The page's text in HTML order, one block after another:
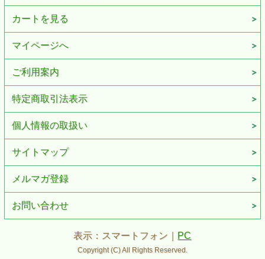
カートを見る
マイページへ
ご利用案内
特定商取引法表示
個人情報の取扱い
サイトマップ
メルマガ登録
お問い合わせ
表示：スマートフォン｜ PC
Copyright (C) All Rights Reserved.